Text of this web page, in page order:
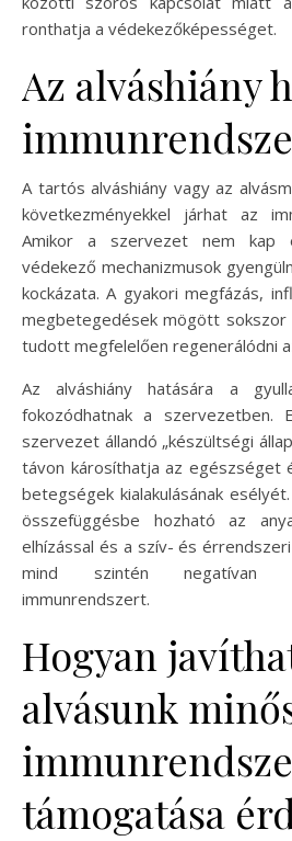
ronthatja a védekezőképességet.
Az alváshiány
A tartós alváshiány vagy az
következményekkel járhat az
Amikor a szervezet nem kap
védekező mechanizmusok
kockázata. A gyakori megfázás,
megbetegedések mögött sokszor
tudott megfelelően regenerálódni
Az alváshiány hatására a
fokozódhatnak a
szervezet állandó „készültségi
távon károsíthatja az egészséget
betegségek kialakulásának
összefüggésbe hozható az
elhízással és a szív- és
mind szintén negatívan
immunrendszert.
Hogyan
alvásunk
támogatása